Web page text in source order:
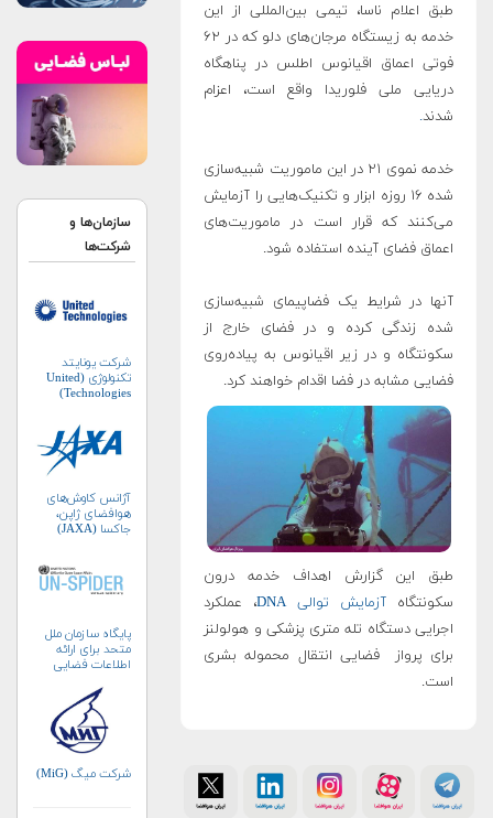
طبق اعلام ناسا، تیمی بین‌المللی از این
خدمه به زیستگاه مرجان‌های دلو که در ۶۲
فوتی اعماق اقیانوس اطلس در پناهگاه
دریایی ملی فلوریدا واقع است، اعزام
شدند.
خدمه نموی ۲۱ در این ماموریت شبیه‌سازی
شده ۱۶ روزه ابزار و تکنیک‌هایی را آزمایش
می‌کنند که قرار است در ماموریت‌های
اعماق فضای آینده استفاده شود.
آنها در شرایط یک فضاپیمای شبیه‌سازی
شده زندگی کرده و در فضای خارج از
سکونتگاه و در زیر اقیانوس به پیاده‌روی
فضایی مشابه در فضا اقدام خواهند کرد.
طبق این گزارش اهداف خدمه درون
سکونتگاه آزمایش توالی DNA
، عملکرد
اجرایی دستگاه تله متری پزشکی و هولولنز
برای پرواز فضایی انتقال محموله بشری
است.
سازمان‌ها و
شرکت‌ها
شرکت یونایتد
تکنولوژی (United
Technologies)
آژانس کاوش‌های
هوافضای ژاپن،
جاکسا (JAXA)
پایگاه سازمان ملل
متحد برای ارائه
اطلاعات فضایی
بلایا و واکنش‌های
اضطراری (UN-
SPIDER)
شرکت میگ (MiG)